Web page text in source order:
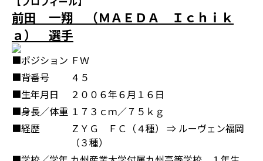
前田 一翔 （ＭＡＥＤＡ Ｉｃｈｉｋ
ａ） 選手
■ポジション ＦＷ
■背番号
４５
■生年月日
２００６年６月１６日
■身長／体重 １７３ｃｍ／７５ｋｇ
■経歴
ＺＹＧ ＦＣ（４種） ⇒ ルーヴェン福岡
（３種）